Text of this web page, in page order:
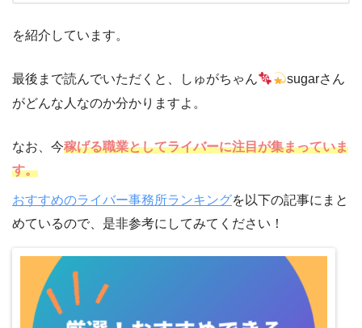
を紹介しています。
最後まで読んでいただくと、しゅがちゃん
sugarさん
がどんな人なのか分かりますよ。
なお、今稼げる職業としてライバーに注目が集まっていま
す。
おすすめのライバー事務所ランキングを以下の記事にまと
めているので、是非参考にしてみてください！